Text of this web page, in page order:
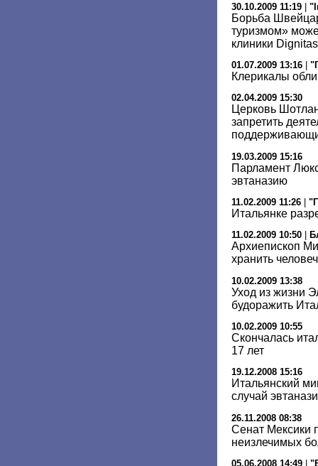
30.10.2009 11:19 |
Борьба
туризмом»
клиники Dignitas
01.07.2009 13:16
Клерикалы
02.04.2009 15:30
Церковь
запретить
19.03.2009 15:16
Парламент
эвтаназию
11.02.2009 11:26
Итальянке
11.02.2009 10:50
Архиепископ
хранить
10.02.2009 13:38
Уход из жизни
будоражить
10.02.2009 10:55
Скончалась
17 лет
19.12.2008 15:16
Итальянский
случай
26.11.2008 08:38
Сенат Мексики
неизлечимых
05.06.2008 14:49